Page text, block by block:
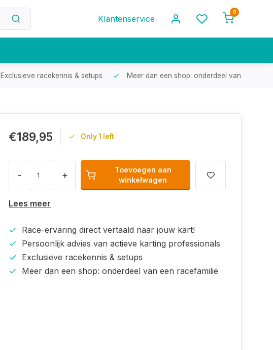
Klantenservice
0
Exclusieve racekennis & setups Meer dan een shop: onderdeel van een
€189,95 Only 1 left
- +
Toevoegen aan
winkelwagen
Lees meer
Race-ervaring direct vertaald naar jouw kart!
Persoonlijk advies van actieve karting professionals
Exclusieve racekennis & setups
Meer dan een shop: onderdeel van een racefamilie